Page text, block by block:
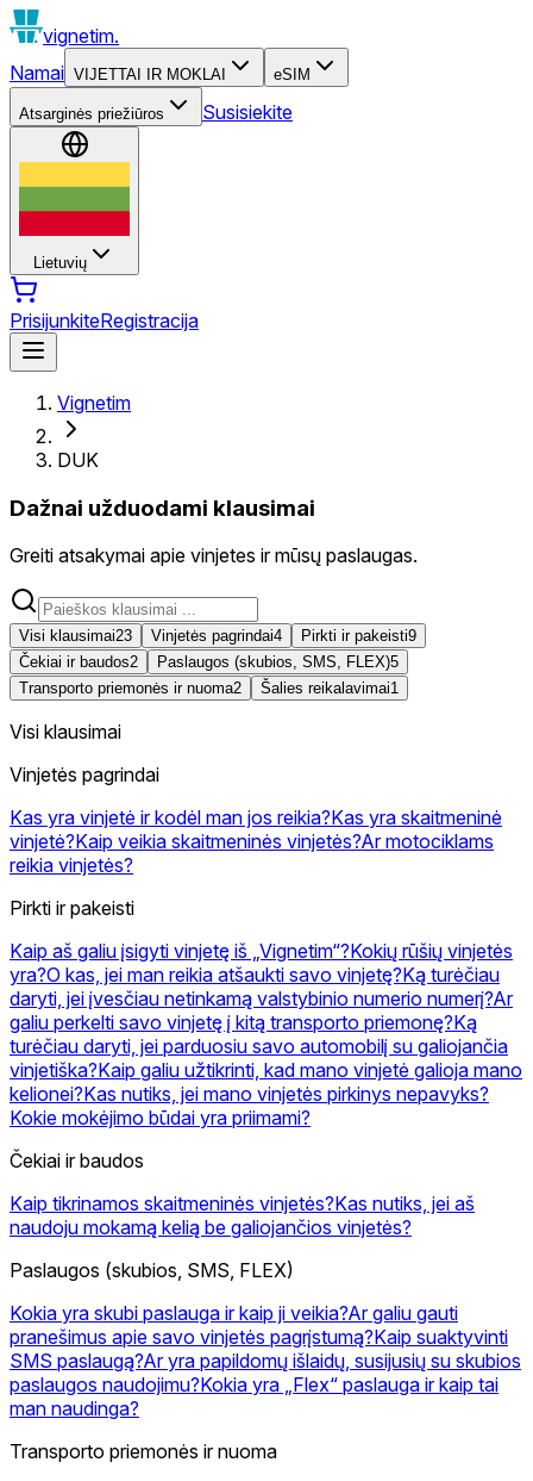
vignetim.
Namai VIJETTAI IR MOKLAI eSIM
Atsarginės priežiūros Susisiekite
Lietuvių
PrisijunkiteRegistracija
Vignetim
DUK
Dažnai užduodami klausimai
Greiti atsakymai apie vinjetes ir mūsų paslaugas.
Visi klausimai23 Vinjetės pagrindai4 Pirkti ir pakeisti9
Čekiai ir baudos2 Paslaugos (skubios, SMS, FLEX)5
Transporto priemonės ir nuoma2 Šalies reikalavimai1
Visi klausimai
Vinjetės pagrindai
Kas yra vinjetė ir kodėl man jos reikia?Kas yra skaitmeninė
vinjetė?Kaip veikia skaitmeninės vinjetės?Ar motociklams
reikia vinjetės?
Pirkti ir pakeisti
Kaip aš galiu įsigyti vinjetę iš „Vignetim“?Kokių rūšių vinjetės
yra?O kas, jei man reikia atšaukti savo vinjetę?Ką turėčiau
daryti, jei įvesčiau netinkamą valstybinio numerio numerį?Ar
galiu perkelti savo vinjetę į kitą transporto priemonę?Ką
turėčiau daryti, jei parduosiu savo automobilį su galiojančia
vinjetiška?Kaip galiu užtikrinti, kad mano vinjetė galioja mano
kelionei?Kas nutiks, jei mano vinjetės pirkinys nepavyks?
Kokie mokėjimo būdai yra priimami?
Čekiai ir baudos
Kaip tikrinamos skaitmeninės vinjetės?Kas nutiks, jei aš
naudoju mokamą kelią be galiojančios vinjetės?
Paslaugos (skubios, SMS, FLEX)
Kokia yra skubi paslauga ir kaip ji veikia?Ar galiu gauti
pranešimus apie savo vinjetės pagrįstumą?Kaip suaktyvinti
SMS paslaugą?Ar yra papildomų išlaidų, susijusių su skubios
paslaugos naudojimu?Kokia yra „Flex“ paslauga ir kaip tai
man naudinga?
Transporto priemonės ir nuoma